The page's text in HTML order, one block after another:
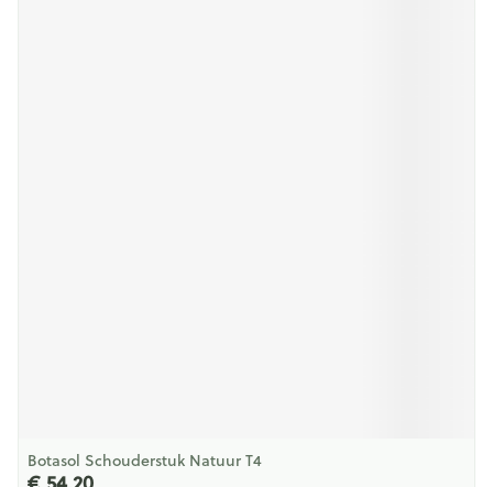
Botasol Schouderstuk Natuur T4